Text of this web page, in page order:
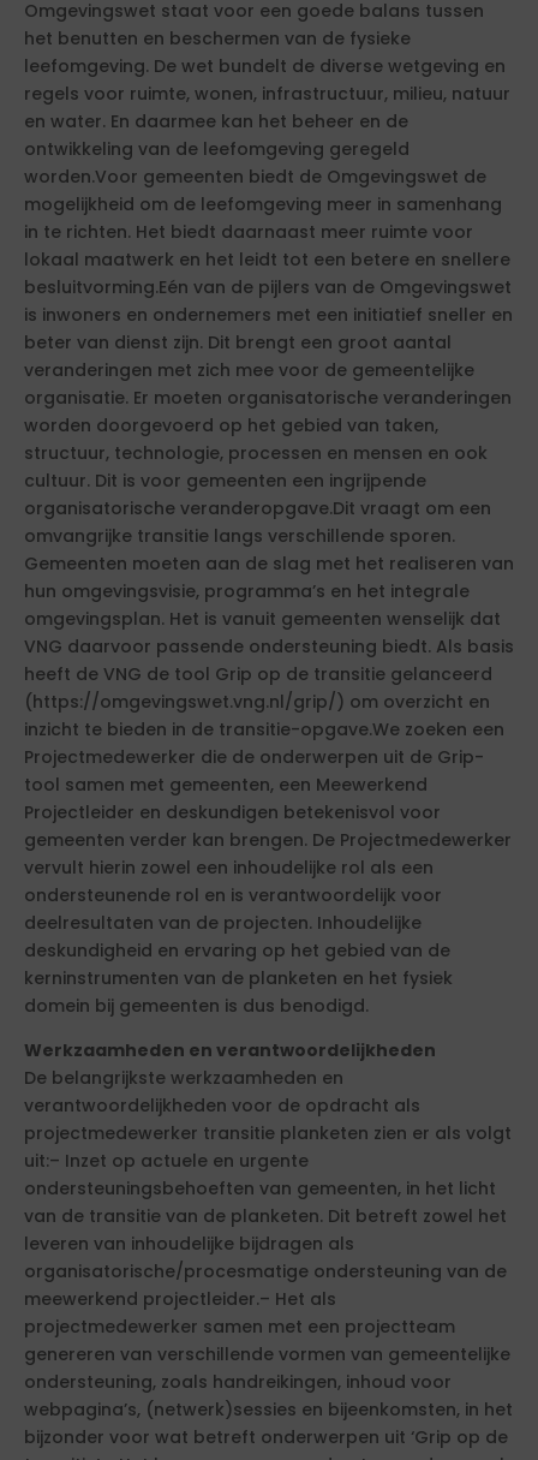
Omgevingswet staat voor een goede balans tussen
het benutten en beschermen van de fysieke
leefomgeving. De wet bundelt de diverse wetgeving en
regels voor ruimte, wonen, infrastructuur, milieu, natuur
en water. En daarmee kan het beheer en de
ontwikkeling van de leefomgeving geregeld
worden.Voor gemeenten biedt de Omgevingswet de
mogelijkheid om de leefomgeving meer in samenhang
in te richten. Het biedt daarnaast meer ruimte voor
lokaal maatwerk en het leidt tot een betere en snellere
besluitvorming.Eén van de pijlers van de Omgevingswet
is inwoners en ondernemers met een initiatief sneller en
beter van dienst zijn. Dit brengt een groot aantal
veranderingen met zich mee voor de gemeentelijke
organisatie. Er moeten organisatorische veranderingen
worden doorgevoerd op het gebied van taken,
structuur, technologie, processen en mensen en ook
cultuur. Dit is voor gemeenten een ingrijpende
organisatorische veranderopgave.Dit vraagt om een
omvangrijke transitie langs verschillende sporen.
Gemeenten moeten aan de slag met het realiseren van
hun omgevingsvisie, programma’s en het integrale
omgevingsplan. Het is vanuit gemeenten wenselijk dat
VNG daarvoor passende ondersteuning biedt. Als basis
heeft de VNG de tool Grip op de transitie gelanceerd
(https://omgevingswet.vng.nl/grip/) om overzicht en
inzicht te bieden in de transitie-opgave.We zoeken een
Projectmedewerker die de onderwerpen uit de Grip-
tool samen met gemeenten, een Meewerkend
Projectleider en deskundigen betekenisvol voor
gemeenten verder kan brengen. De Projectmedewerker
vervult hierin zowel een inhoudelijke rol als een
ondersteunende rol en is verantwoordelijk voor
deelresultaten van de projecten. Inhoudelijke
deskundigheid en ervaring op het gebied van de
kerninstrumenten van de planketen en het fysiek
domein bij gemeenten is dus benodigd.
Werkzaamheden en verantwoordelijkheden
De belangrijkste werkzaamheden en
verantwoordelijkheden voor de opdracht als
projectmedewerker transitie planketen zien er als volgt
uit:– Inzet op actuele en urgente
ondersteuningsbehoeften van gemeenten, in het licht
van de transitie van de planketen. Dit betreft zowel het
leveren van inhoudelijke bijdragen als
organisatorische/procesmatige ondersteuning van de
meewerkend projectleider.– Het als
projectmedewerker samen met een projectteam
genereren van verschillende vormen van gemeentelijke
ondersteuning, zoals handreikingen, inhoud voor
webpagina’s, (netwerk)sessies en bijeenkomsten, in het
bijzonder voor wat betreft onderwerpen uit ‘Grip op de